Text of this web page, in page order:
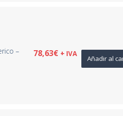
–
78,63€ + IVA
Añadir al